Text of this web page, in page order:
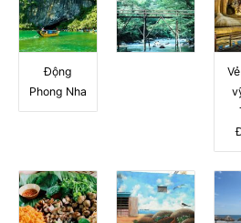
Động
Phong Nha